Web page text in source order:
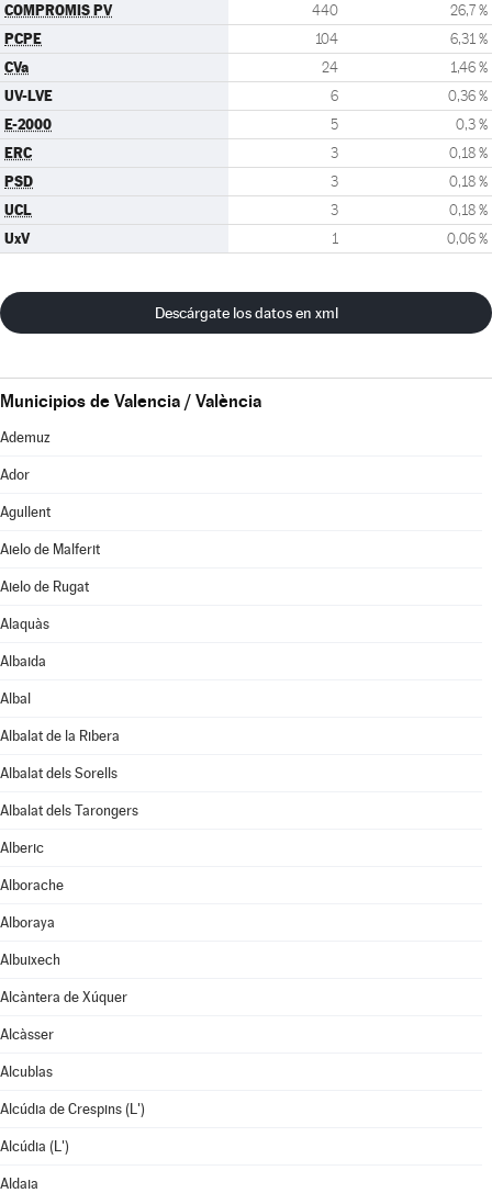
COMPROMIS PV 440 26,7 %
PCPE 104 6,31 %
CVa 24 1,46 %
UV-LVE 6 0,36 %
E-2000 5 0,3 %
ERC 3 0,18 %
PSD 3 0,18 %
UCL 3 0,18 %
UxV 1 0,06 %
Descárgate los datos en xml
Municipios de Valencia / València
Ademuz
Ador
Agullent
Aielo de Malferit
Aielo de Rugat
Alaquàs
Albaida
Albal
Albalat de la Ribera
Albalat dels Sorells
Albalat dels Tarongers
Alberic
Alborache
Alboraya
Albuixech
Alcàntera de Xúquer
Alcàsser
Alcublas
Alcúdia de Crespins (L')
Alcúdia (L')
Aldaia